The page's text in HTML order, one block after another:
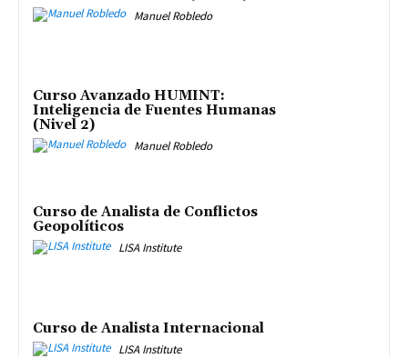
Manuel Robledo
Curso Avanzado HUMINT:
Inteligencia de Fuentes Humanas
(Nivel 2)
Manuel Robledo
Curso de Analista de Conflictos
Geopolíticos
LISA Institute
Curso de Analista Internacional
LISA Institute